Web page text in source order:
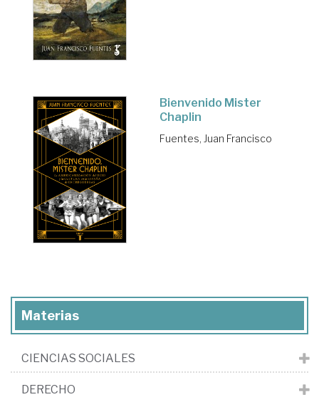
Bienvenido Mister
Chaplin
Fuentes, Juan Francisco
Materias
CIENCIAS SOCIALES
DERECHO